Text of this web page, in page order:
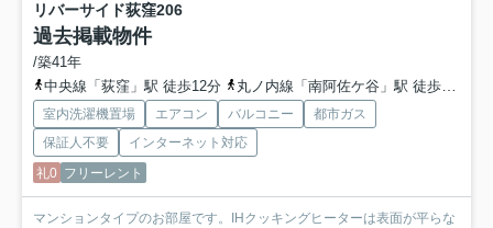
リバーサイド荻窪206
過去掲載物件
/築41年
中央線「荻窪」駅 徒歩12分
丸ノ内線「南阿佐ケ谷」駅 徒歩20分
室内洗濯機置場 エアコン バルコニー
都市ガス
保証人不要
インターネット対応
礼0 フリーレント
マンションタイプのお部屋です。IHクッキングヒーターは表面が平らな